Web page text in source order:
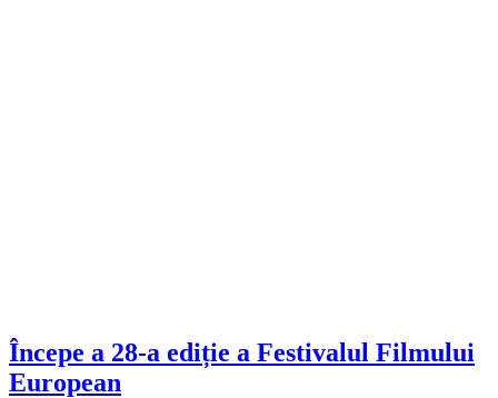
Începe a 28-a ediție a Festivalul Filmului
European